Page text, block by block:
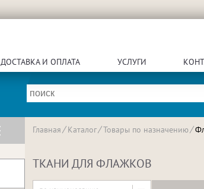
ДОСТАВКА И ОПЛАТА УСЛУГИ
Главная Каталог Товары по назначению
ТКАНИ ДЛЯ ФЛАЖКОВ